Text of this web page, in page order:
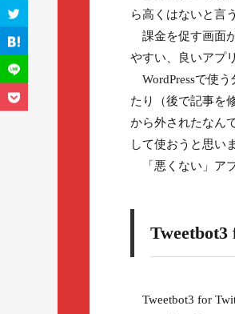
ら高くはないと言
課金を促す画面
やすい、良いアプ
WordPressで使
たり（後で記事を
から外されたなん
して使おうと思い
「悪くない」ア
Tweetbot3 for